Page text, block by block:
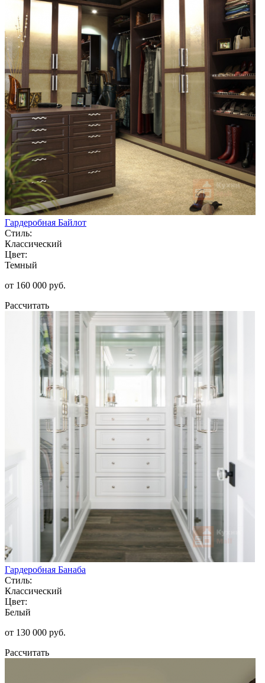
Гардеробная Байлот
Стиль:
Классический
Цвет:
Темный
от 160 000 руб.
Рассчитать
Гардеробная Банаба
Стиль:
Классический
Цвет:
Белый
от 130 000 руб.
Рассчитать